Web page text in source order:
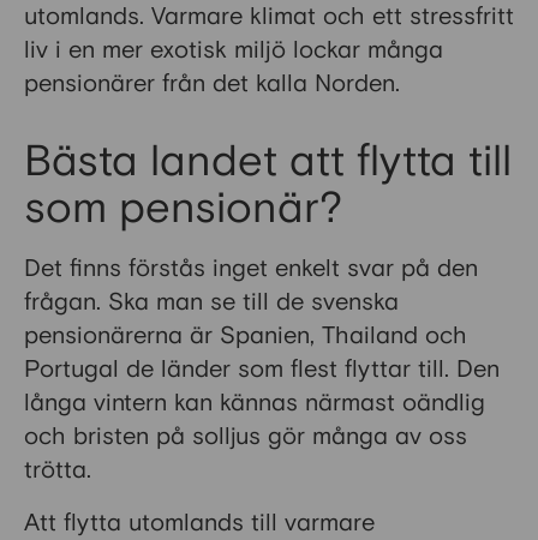
utomlands. Varmare klimat och ett stressfritt
liv i en mer exotisk miljö lockar många
pensionärer från det kalla Norden.
Bästa landet att flytta till
som pensionär?
Det finns förstås inget enkelt svar på den
frågan. Ska man se till de svenska
pensionärerna är Spanien, Thailand och
Portugal de länder som flest flyttar till. Den
långa vintern kan kännas närmast oändlig
och bristen på solljus gör många av oss
trötta.
Att flytta utomlands till varmare